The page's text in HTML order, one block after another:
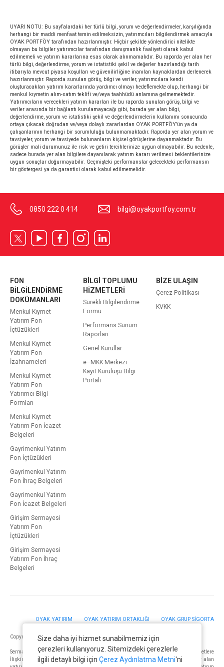
UYARI NOTU: Bu sayfalardaki her türlü bilgi, yorum ve değerlendirmeler, karşılığında
herhangi bir maddi menfaat temin edilmeksizin, yatırımcıları bilgilendirmek amacıyla
OYAK PORTFÖY tarafından hazırlanmıştır. Hiçbir şekilde yönlendirici nitelikte
olmayan bu bilgiler yatırımcılar tarafından danışmanlık faaliyeti olarak kabul
edilmemeli ve yatırım kararlarına esas olarak alınmamalıdır. Bu raporda yer alan her
türlü bilgi, değerlendirme, yorum ve istatistiki şekil ve değerler hazırlandığı tarih
itibarıyla mevcut piyasa koşulları ve güvenilirliğine inanılan kaynaklardan derlenerek
hazırlanmıştır. Raporda sunulan görüş, bilgi ve veriler, yatırımcılara kendi
oluşturacakları yatırım kararlarında yardımcı olmayı hedeflemekte olup, herhangi bir
menkul kıymetin alım-satım teklifi ve/veya taahhüdü anlamına gelmemektedir.
Yatırımcıların verecekleri yatırım kararları ile bu raporda sunulan görüş, bilgi ve
veriler arasında bir bağlantı kurulamayacağı gibi, burada yer alan bilgi,
değerlendirme, yorum ve istatistiki şekil ve değerlendirmelerin kullanımı sonucunda
ortaya çıkacak doğrudan ve/veya dolaylı zararlardan OYAK PORTFÖY’ün ya da
çalışanlarının herhangi bir sorumluluğu bulunmamaktadır. Raporda yer alan yorum ve
tavsiyeler, yorum ve tavsiyede bulunanların kişisel görüşlerine dayanmaktadır. Bu
görüşler mali durumunuz ile risk ve getiri tercihlerinize uygun olmayabilir. Bu nedenle,
sadece burada yer alan bilgilere dayanılarak yatırım kararı verilmesi beklentilerinize
uygun sonuçlar doğurmayabilir. Geçmişteki performanslar gelecekteki performansın
bir göstergesi ya da garantisi olarak kabul edilmemelidir.
0850 222 0 414 bilgi@oyakportfoy.com.tr
FON
BİLGİLENDİRME
DOKÜMANLARI
Menkul Kıymet
Yatırım Fon
İçtüzükleri
Menkul Kıymet
Yatırım Fon
İzahnameleri
Menkul Kıymet
Yatırım Fon
Yatırımcı Bilgi
Formları
Menkul Kıymet
Yatırım Fon İcazet
Belgeleri
Gayrimenkul Yatırım
Fon İçtüzükleri
Gayrimenkul Yatırım
Fon İhraç Belgeleri
Gayrimenkul Yatırım
Fon İcazet Belgeleri
Girişim Sermayesi
Yatırım Fon
İçtüzükleri
Girişim Sermayesi
Yatırım Fon İhraç
Belgeleri
BİLGİ TOPLUMU
HİZMETLERİ
Sürekli Bilgilendirme
Formu
Performans Sunum
Raporları
Genel Kurullar
e–MKK Merkezi
Kayıt Kuruluşu Bilgi
Portalı
BİZE ULAŞIN
Çerez Politikası
KVKK
OYAK YATIRIM OYAK YATIRIM ORTAKLIĞI OYAK GRUP SİGORTA
Copyright © OYAK PORTFÖY YÖNETİMİ A.Ş. 2023. Tüm Hakları Saklıdır.
Sermaye Piyasası Kurulunun “Yatırım Hizmetleri ve Faaliyetleri ile Yan Hizmetlere
İlişkin Esaslar Hakkında Tebliğ”i Uyarınca Yayımlanan Uyarı Notu : “Burada yer alan
Size daha iyi hizmet sunabilmemiz için
çerezleri kullanıyoruz. Sitemizdeki çerezlerle
ilgili detaylı bilgi için Çerez Aydınlatma Metni'ni